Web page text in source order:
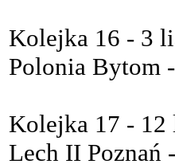
Kolejka 16 - 3
Polonia Bytom
Kolejka 17 - 12
Lech II Poznań